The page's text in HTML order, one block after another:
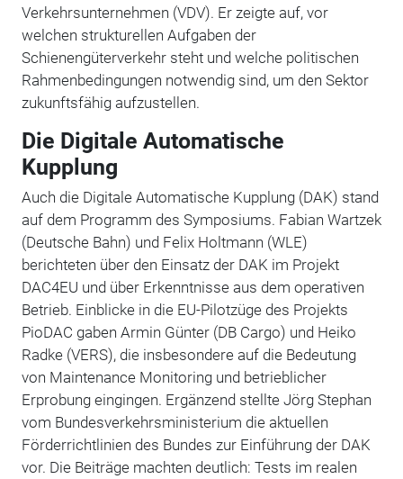
Verkehrsunternehmen (VDV). Er zeigte auf, vor
welchen strukturellen Aufgaben der
Schienengüterverkehr steht und welche politischen
Rahmenbedingungen notwendig sind, um den Sektor
zukunftsfähig aufzustellen.
Die Digitale Automatische
Kupplung
Auch die Digitale Automatische Kupplung (DAK) stand
auf dem Programm des Symposiums. Fabian Wartzek
(Deutsche Bahn) und Felix Holtmann (WLE)
berichteten über den Einsatz der DAK im Projekt
DAC4EU und über Erkenntnisse aus dem operativen
Betrieb. Einblicke in die EU-Pilotzüge des Projekts
PioDAC gaben Armin Günter (DB Cargo) und Heiko
Radke (VERS), die insbesondere auf die Bedeutung
von Maintenance Monitoring und betrieblicher
Erprobung eingingen. Ergänzend stellte Jörg Stephan
vom Bundesverkehrsministerium die aktuellen
Förderrichtlinien des Bundes zur Einführung der DAK
vor. Die Beiträge machten deutlich: Tests im realen